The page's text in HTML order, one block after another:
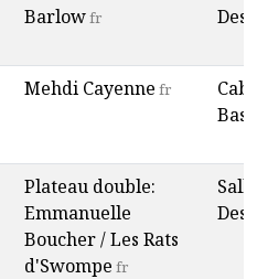
Barlowfr
Mehdi Cayenne fr
Plateau double:
Emmanuelle
Boucher / Les Rats
d'Swompe fr